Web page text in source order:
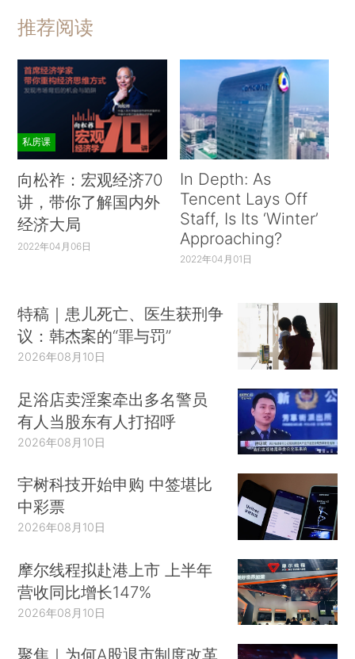
推荐阅读
私房课
向松祚：宏观经济70
讲，带你了解国内外
经济大局
2022年04月06日
In Depth: As
Tencent Lays Off
Staff, Is Its ‘Winter’
Approaching?
2022年04月01日
特稿｜患儿死亡、医生获刑争
议：韩杰案的“罪与罚”
2026年08月10日
足浴店卖淫案牵出多名警员
有人当股东有人打招呼
2026年08月10日
宇树科技开始申购 中签堪比
中彩票
2026年08月10日
摩尔线程拟赴港上市 上半年
营收同比增长147%
2026年08月10日
聚焦｜为何A股退市制度改革